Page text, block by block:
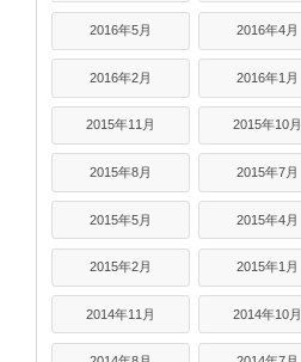
2016年5月 2016年4月
2016年2月 2016年1月
2015年11月 2015年10月
2015年8月 2015年7月
2015年5月 2015年4月
2015年2月 2015年1月
2014年11月 2014年10月